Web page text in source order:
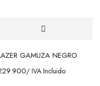
GAMUZA NEGRO
/ IVA Incluido